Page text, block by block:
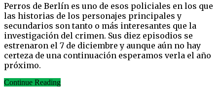
Perros de Berlín es uno de esos policiales en los que
las historias de los personajes principales y
secundarios son tanto o más interesantes que la
investigación del crimen. Sus diez episodios se
estrenaron el 7 de diciembre y aunque aún no hay
certeza de una continuación esperamos verla el año
próximo.
Continue Reading